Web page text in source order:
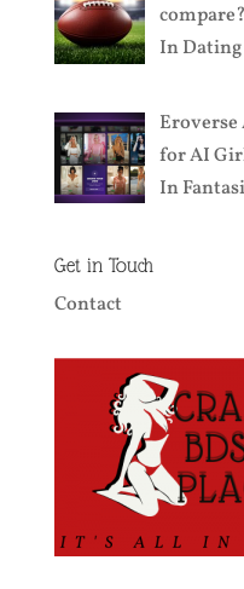
compare?
InDating
Eroverse
for AI
In
Get in Touch
Contact